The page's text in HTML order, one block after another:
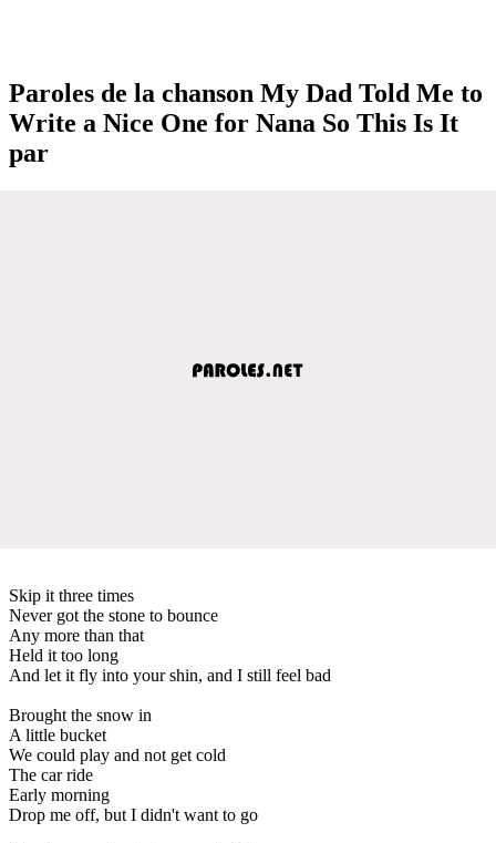
Paroles de la chanson My Dad Told Me to
Write a Nice One for Nana So This Is It
par
Skip it three times
Never got the stone to bounce
Any more than that
Held it too long
And let it fly into your shin, and I still feel bad
Brought the snow in
A little bucket
We could play and not get cold
The car ride
Early morning
Drop me off, but I didn't want to go